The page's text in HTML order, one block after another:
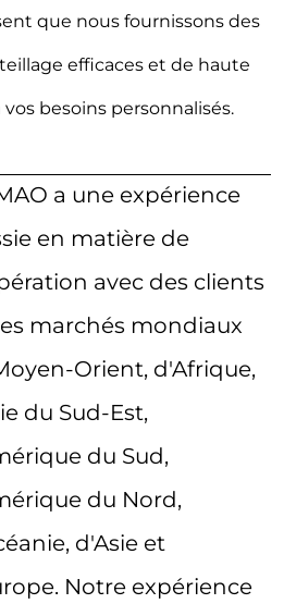
que nous fournissons des
efficaces et de haute
besoins personnalisés.
a une expérience
en matière de
avec des clients
marchés mondiaux
Orient, d'Afrique,
du Sud-Est,
du Sud,
du Nord,
d'Asie et
Notre expérience